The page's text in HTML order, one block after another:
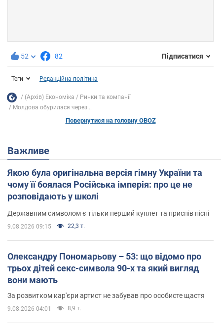
52 82 Підписатися
Теги Редакційна політика
(Архів) Економіка
Ринки та компанії
Молдова обурилася через...
Повернутися на головну OBOZ
Важливе
Якою була оригінальна версія гімну України та
чому її боялася Російська імперія: про це не
розповідають у школі
Державним символом є тільки перший куплет та приспів пісні
9.08.2026 09:15 22,3 т.
Олександру Пономарьову – 53: що відомо про
трьох дітей секс-символа 90-х та який вигляд
вони мають
За розвитком кар'єри артист не забував про особисте щастя
9.08.2026 04:01 8,9 т.